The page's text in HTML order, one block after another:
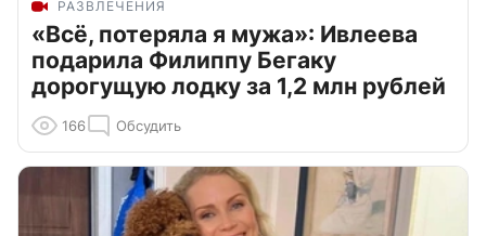
РАЗВЛЕЧЕНИЯ
«Всё, потеряла я мужа»: Ивлеева
подарила Филиппу Бегаку
дорогущую лодку за 1,2 млн рублей
166 Обсудить